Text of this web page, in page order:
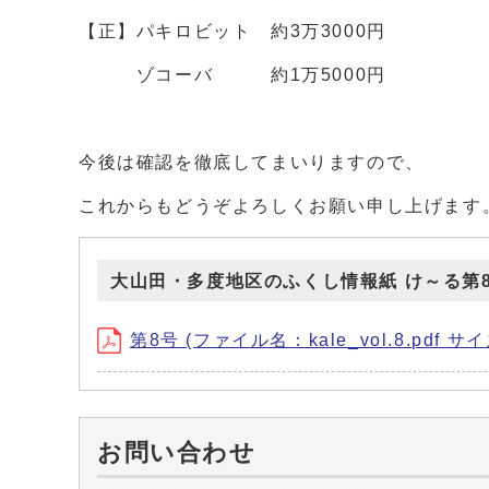
【正】パキロビット 約3万3000円
ゾコーバ 約1万5000円
今後は確認を徹底してまいりますので、
これからもどうぞよろしくお願い申し上げます
大山田・多度地区のふくし情報紙 け～る第
第8号 (ファイル名：kale_vol.8.pdf サ
お問い合わせ